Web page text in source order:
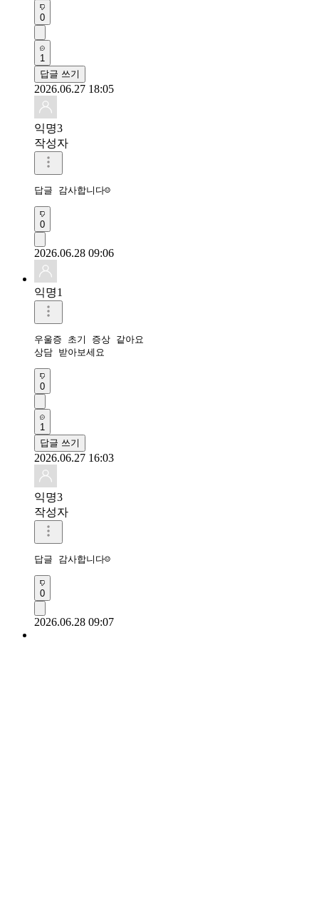
0
1
답글 쓰기
2026.06.27 18:05
익명3
작성자
답글 감사합니다☺
0
2026.06.28 09:06
익명1
우울증 초기 증상 같아요
상담 받아보세요
0
1
답글 쓰기
2026.06.27 16:03
익명3
작성자
답글 감사합니다☺
0
2026.06.28 09:07